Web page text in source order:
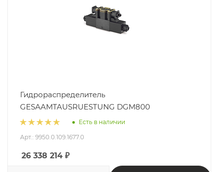
Гидрораспределитель
GESAAMTAUSRUESTUNG DGM800
Есть в наличии
Арт.: 9950.0.109.1677.0
26 338 214 ₽